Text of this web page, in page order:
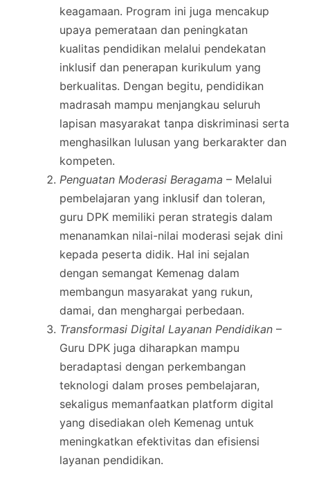
keagamaan. Program ini juga mencakup
upaya pemerataan dan peningkatan
kualitas pendidikan melalui pendekatan
inklusif dan penerapan kurikulum yang
berkualitas. Dengan begitu, pendidikan
madrasah mampu menjangkau seluruh
lapisan masyarakat tanpa diskriminasi serta
menghasilkan lulusan yang berkarakter dan
kompeten.
Penguatan Moderasi Beragama – Melalui
pembelajaran yang inklusif dan toleran,
guru DPK memiliki peran strategis dalam
menanamkan nilai-nilai moderasi sejak dini
kepada peserta didik. Hal ini sejalan
dengan semangat Kemenag dalam
membangun masyarakat yang rukun,
damai, dan menghargai perbedaan.
Transformasi Digital Layanan Pendidikan –
Guru DPK juga diharapkan mampu
beradaptasi dengan perkembangan
teknologi dalam proses pembelajaran,
sekaligus memanfaatkan platform digital
yang disediakan oleh Kemenag untuk
meningkatkan efektivitas dan efisiensi
layanan pendidikan.